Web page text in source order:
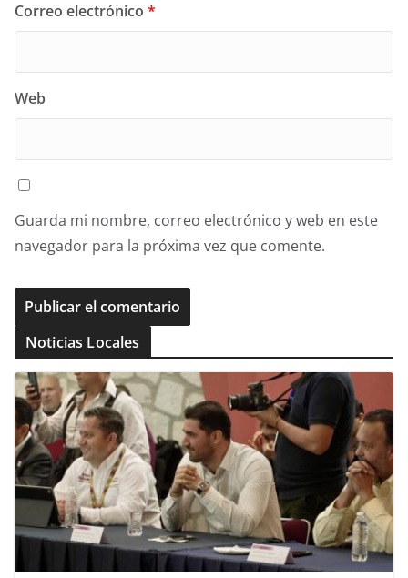
Correo electrónico *
Web
Guarda mi nombre, correo electrónico y web en este
navegador para la próxima vez que comente.
Noticias Locales